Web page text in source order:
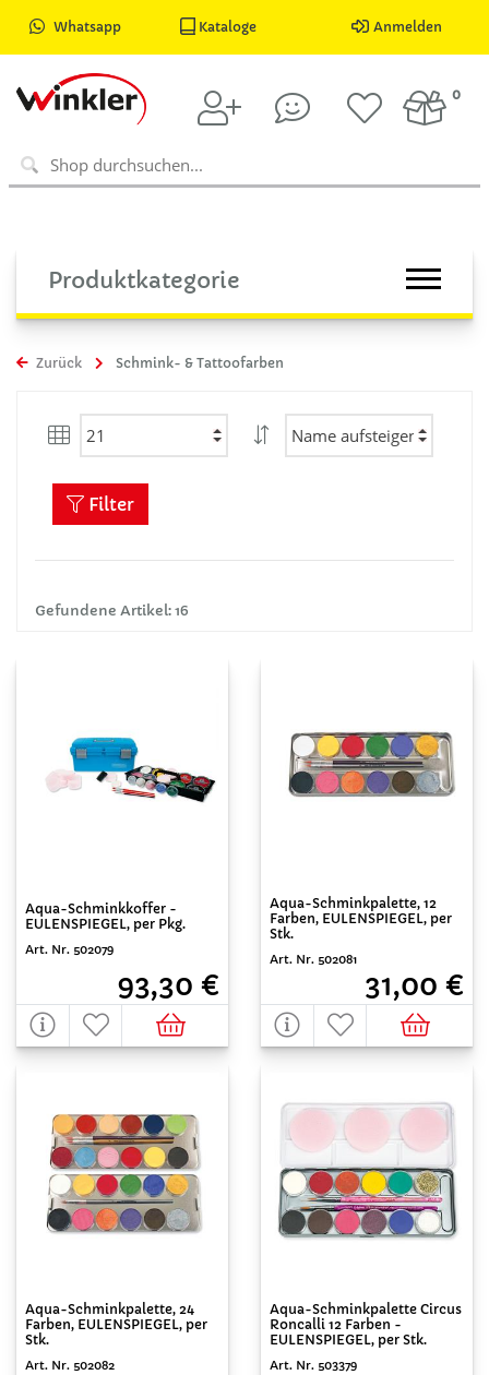
Whatsapp Kataloge Anmelden
0
Produktkategorie
Zurück Schmink- & Tattoofarben
Gefundene Artikel: 16
Filter
Aqua-Schminkkoffer -
EULENSPIEGEL, per Pkg.
Art. Nr. 502079
93,30 €
Aqua-Schminkpalette, 12
Farben, EULENSPIEGEL, per
Stk.
Art. Nr. 502081
31,00 €
Aqua-Schminkpalette, 24
Farben, EULENSPIEGEL, per
Stk.
Art. Nr. 502082
Aqua-Schminkpalette Circus
Roncalli 12 Farben -
EULENSPIEGEL, per Stk.
Art. Nr. 503379